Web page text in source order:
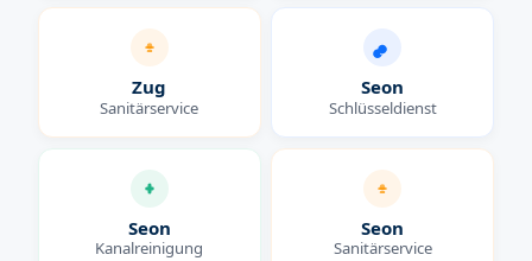
Zug
Sanitärservice
Seon
Schlüsseldienst
Seon
Kanalreinigung
Seon
Sanitärservice